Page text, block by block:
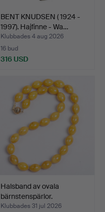
BENT KNUDSEN ( 1924 -
1997). Hajfinne - Wa…
Klubbades 4 aug 2026
16 bud
316 USD
Halsband av ovala
bärnstenspärlor.
Klubbades 31 jul 2026